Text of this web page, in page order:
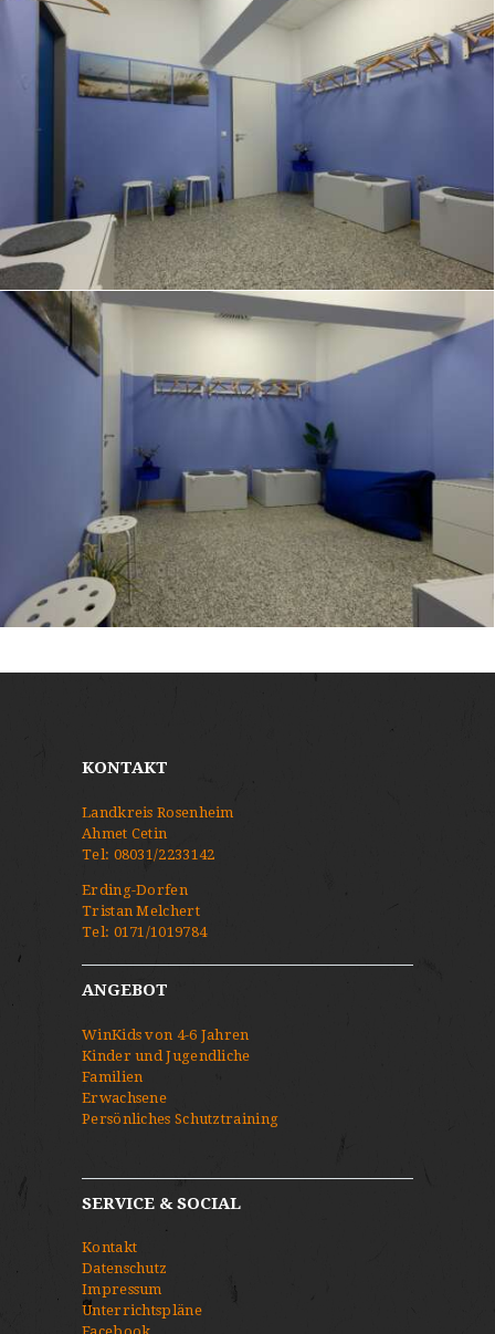
KONTAKT
Landkreis Rosenheim
Ahmet Cetin
Tel: 08031/2233142
Erding-Dorfen
Tristan Melchert
Tel: 0171/1019784
ANGEBOT
WinKids von 4-6 Jahren
Kinder und Jugendliche
Familien
Erwachsene
Persönliches Schutztraining
SERVICE & SOCIAL
Kontakt
Datenschutz
Impressum
Unterrichtspläne